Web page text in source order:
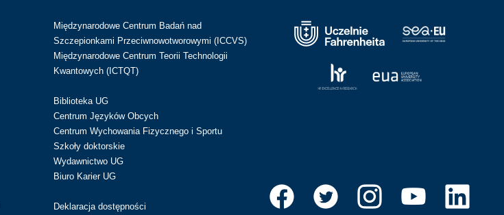
Międzynarodowe Centrum Badań nad
Szczepionkami Przeciwnowotworowymi (ICCVS)
Międzynarodowe Centrum Teorii Technologii
Kwantowych (ICTQT)
Biblioteka UG
Centrum Języków Obcych
Centrum Wychowania Fizycznego i Sportu
Szkoły doktorskie
Wydawnictwo UG
Biuro Karier UG
Deklaracja dostępności